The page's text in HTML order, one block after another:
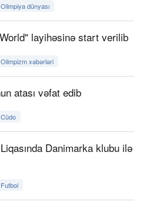
Olimpiya dünyası
layihəsinə start verilib
Olimpizm xəbərləri
atası vəfat edib
Cüdo
Danimarka klubu ilə
Futbol